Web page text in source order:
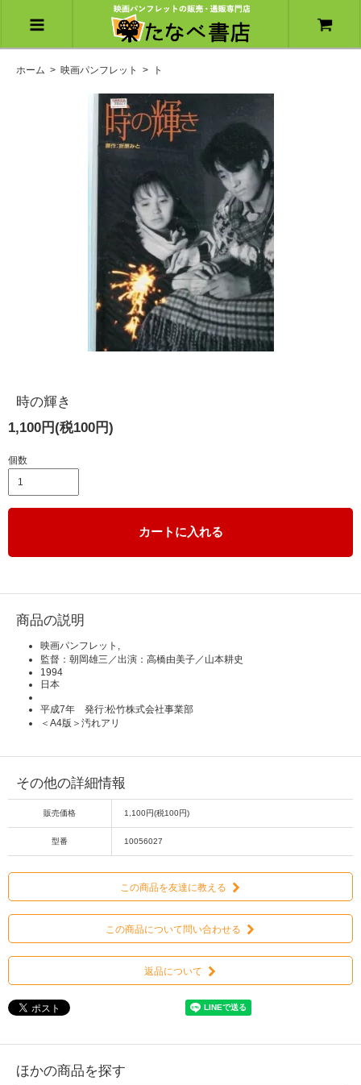
ホーム > 映画パンフレット > ト
時の輝き
1,100円(税100円)
個数
カートに入れる
商品の説明
映画パンフレット,
監督：朝岡雄三／出演：高橋由美子／山本耕史
1994
日本
平成7年 発行:松竹株式会社事業部
＜A4版＞汚れアリ
その他の詳細情報
販売価格 1,100円(税100円)
型番 10056027
この商品を友達に教える
この商品について問い合わせる
返品について
ほかの商品を探す